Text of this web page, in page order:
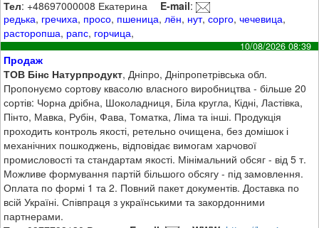
Тел: +48697000008 Екатерина E-mail:
редька, гречиха, просо, пшеница,лён, нут,сорго,чечевица,
расторопша, рапс, горчица,
10/08/2026 08:39
Продаж
ТОВ Бінс Натурпродукт, Дніпро, Дніпропетрівська обл.
Пропонуємо сортову квасолю власного виробництва - більше 20
сортів: Чорна дрібна, Шоколадниця, Біла кругла, Кідні, Ластівка,
Пінто, Мавка, Рубін, Фава, Томатка, Ліма та інші. Продукція
проходить контроль якості, ретельно очищена, без домішок і
механічних пошкоджень, відповідає вимогам харчової
промисловості та стандартам якості. Мінімальний обсяг - від 5 т.
Можливе формування партій більшого обсягу - під замовлення.
Оплата по формі 1 та 2. Повний пакет документів. Доставка по
всій Україні. Співпраця з українськими та закордонними
партнерами.